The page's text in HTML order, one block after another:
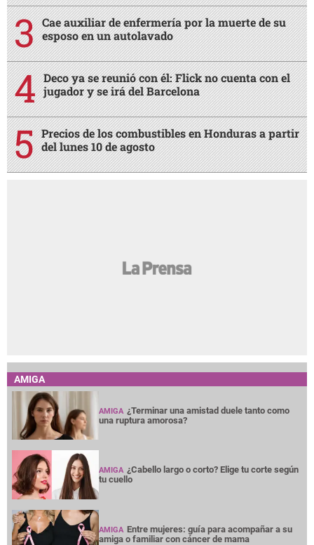
Cae auxiliar de enfermería por la muerte de su
esposo en un autolavado
Deco ya se reunió con él: Flick no cuenta con el
jugador y se irá del Barcelona
Precios de los combustibles en Honduras a partir
del lunes 10 de agosto
AMIGA
AMIGA ¿Terminar una amistad duele tanto como
una ruptura amorosa?
AMIGA ¿Cabello largo o corto? Elige tu corte según
tu cuello
AMIGA Entre mujeres: guía para acompañar a su
amiga o familiar con cáncer de mama